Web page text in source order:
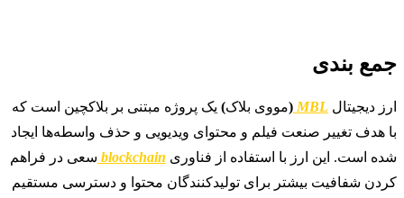
جمع بندی
ارز دیجیتال MBL
(مووی بلاک) یک پروژه مبتنی بر بلاکچین است که
با هدف تغییر صنعت فیلم و محتوای ویدیویی و حذف واسطه‌ها ایجاد
شده است. این ارز با استفاده از فناوری blockchain سعی در فراهم
کردن شفافیت بیشتر برای تولیدکنندگان محتوا و دسترسی مستقیم